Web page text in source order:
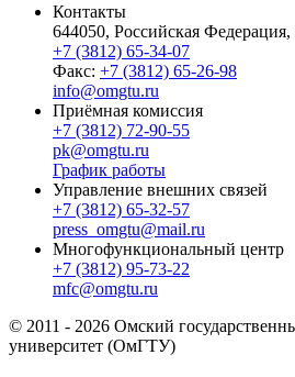
Контакты
644050, Российская
+7 (3812) 65-34-07
Факс: +7 (3812) 65-26-98
info@omgtu.ru
Приёмная комиссия
+7 (3812) 72-90-55
pk@omgtu.ru
График работы
Управление внешних связей
+7 (3812) 65-32-57
press_omgtu@mail.ru
Многофункциональный центр
+7 (3812) 95-73-22
mfc@omgtu.ru
© 2011 - 2026 Омский
университет (ОмГТУ)